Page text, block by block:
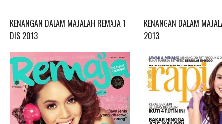
KENANGAN DALAM MAJALAH REMAJA 1
DIS 2013
KENANGAN DALAM
2013